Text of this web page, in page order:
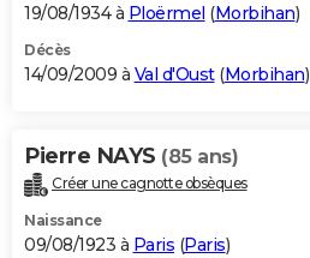
19/08/1934 à Ploërmel (Morbihan)
Décès
14/09/2009 à Val d'Oust(Morbihan)
Pierre NAYS (85 ans)
Créer une cagnotte obsèques
Naissance
09/08/1923 à Paris (Paris)